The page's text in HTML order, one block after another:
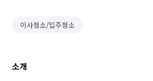
이사청소/입주청소
소개